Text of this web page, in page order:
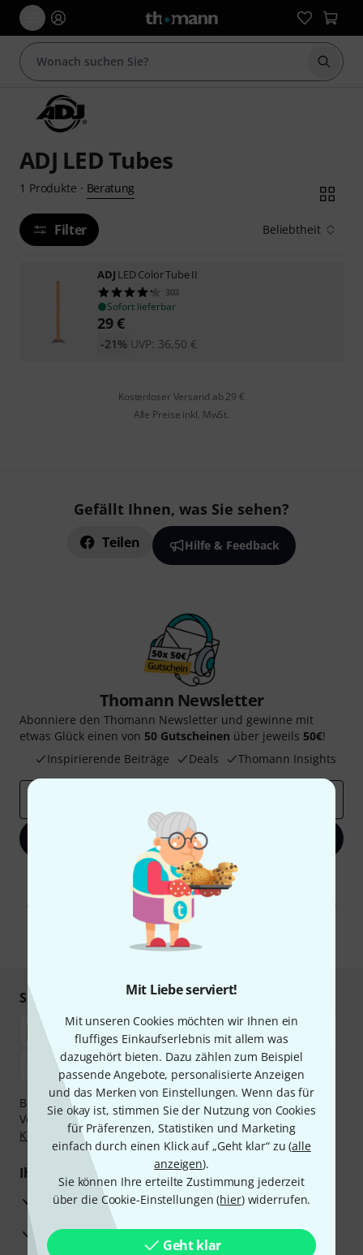
Mit Liebe serviert!
Mit unseren Cookies möchten wir Ihnen ein
fluffiges Einkaufserlebnis mit allem was
dazugehört bieten. Dazu zählen zum Beispiel
passende Angebote, personalisierte Anzeigen
und das Merken von Einstellungen. Wenn das für
Sie okay ist, stimmen Sie der Nutzung von Cookies
für Präferenzen, Statistiken und Marketing
einfach durch einen Klick auf „Geht klar“ zu (alle
anzeigen).
Sie können Ihre erteilte Zustimmung jederzeit
über die Cookie-Einstellungen (hier) widerrufen.
Geht klar
Suche
ADJ LED Tubes
1 Produkte · Beratung
Filter Beliebtheit
ADJ LED Color Tube II
303
Sofort lieferbar
29€
UVP: 36,50 €
-21%
Kostenloser Versand ab 29 €
Alle Preise inkl. MwSt.
Gefällt Ihnen, was Sie sehen?
Teilen Hilfe & Feedback
Thomann Newsletter
Abonniere den Thomann Newsletter und gewinne mit
etwas Glück einen von 50 Gutscheinen über jeweils 50€!
Inspirierende Beiträge
Deals Thomann Insights
Jetzt anmelden
Mit Klick auf „Jetzt anmelden“ stimmen Sie dem Erhalt von E-Mail-
Werbung und einer Messung des E-Mail-Nutzungsverhaltens zu. Die
Abmeldung ist jederzeit möglich. Weitere Informationen finden Sie in
unseren
Datenschutzhinweisen
* Pflichtfeld
Sicher einkaufen & bezahlen
Bezahlen Sie vertraulich und sicher per Nachnahme,
Vorkasse, PayPal, Amazon Pay,Klarna Sofort bezahlen,
Klarna Ratenzahlungoder Kreditkarte.
Ihre Vorteile
3 Jahre Thomann Garantie
30 Tage Money-Back-Garantie